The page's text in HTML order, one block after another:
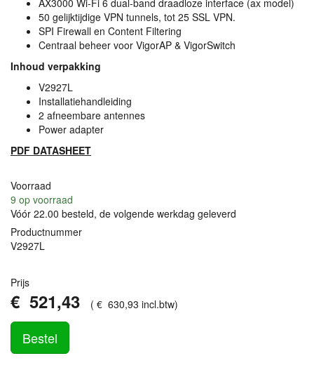
AX3000 Wi-Fi 6 dual-band draadloze interface (ax model)
50 gelijktijdige VPN tunnels, tot 25 SSL VPN.
SPI Firewall en Content Filtering
Centraal beheer voor VigorAP & VigorSwitch
Inhoud verpakking
V2927L
Installatiehandleiding
2 afneembare antennes
Power adapter
PDF DATASHEET
Voorraad
9 op voorraad
Vóór 22.00 besteld, de volgende werkdag geleverd
Productnummer
V2927L
Prijs
€ 521,43 ( € 630,93 incl.btw)
Bestel